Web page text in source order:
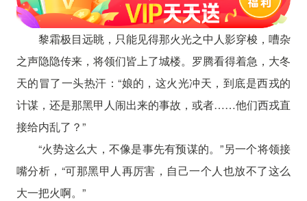
黎霜极目远眺，只能见得那火光之中人影穿梭，嘈杂
之声隐隐传来，将领们皆上了城楼。罗腾看得着急，大冬
天的冒了一头热汗：“娘的，这火光冲天，到底是西戎的
计谋，还是那黑甲人闹出来的事故，或者……他们西戎直
接给内乱了？”
“火势这么大，不像是事先有预谋的。”另一个将领接
嘴分析，“可那黑甲人再厉害，自己一个人也放不了这么
大一把火啊。”